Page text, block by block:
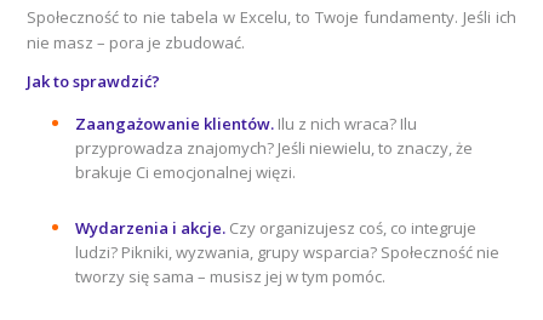
Społeczność to nie tabela w Excelu, to Twoje fundamenty. Jeśli ich
nie masz – pora je zbudować.
Jak to sprawdzić?
Zaangażowanie klientów. Ilu z nich wraca? Ilu
przyprowadza znajomych? Jeśli niewielu, to znaczy, że
brakuje Ci emocjonalnej więzi.
Wydarzenia i akcje. Czy organizujesz coś, co integruje
ludzi? Pikniki, wyzwania, grupy wsparcia? Społeczność nie
tworzy się sama – musisz jej w tym pomóc.